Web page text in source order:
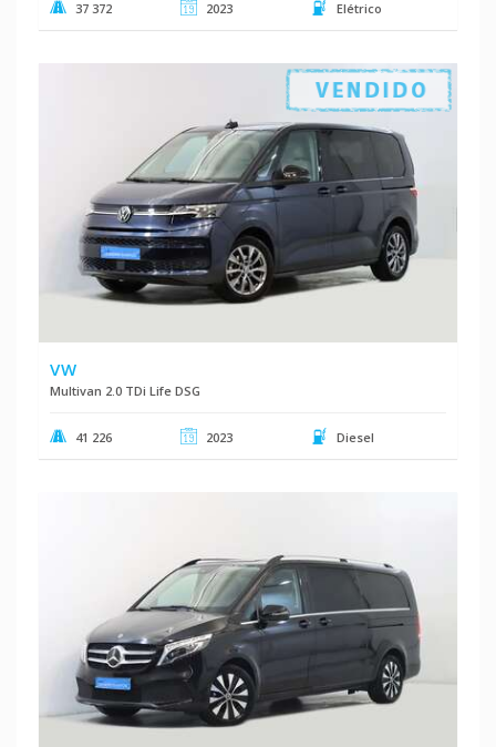
37 372 2023 Elétrico
VW
Multivan 2.0 TDi Life DSG
41 226 2023 Diesel